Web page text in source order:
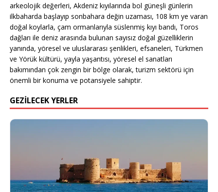
arkeolojik değerleri, Akdeniz kıyılarında bol güneşli günlerin
ilkbaharda başlayıp sonbahara değin uzaması, 108 km ye varan
doğal koylarla, çam ormanlarıyla süslenmiş kıyı bandı, Toros
dağları ile deniz arasında bulunan sayısız doğal güzelliklerin
yanında, yöresel ve uluslararası şenlikleri, efsaneleri, Türkmen
ve Yörük kültürü, yayla yaşantısı, yöresel el sanatları
bakımından çok zengin bir bölge olarak, turizm sektörü için
önemli bir konuma ve potansiyele sahiptir.
GEZILECEK YERLER